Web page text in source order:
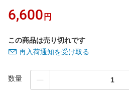
6,600 円
この商品は売り切れです
再入荷通知を受け取る
数量